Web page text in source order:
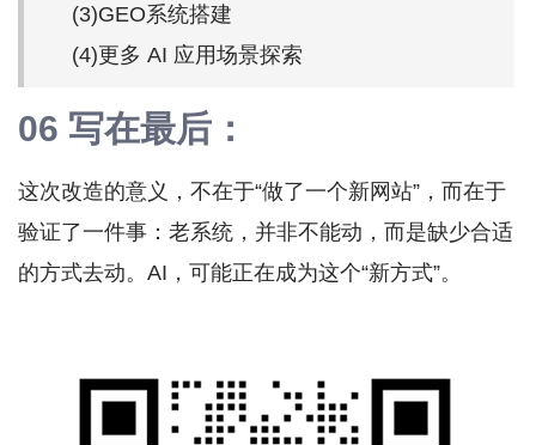
(3)GEO系统搭建
(4)更多 AI 应用场景探索
06 写在最后：
这次改造的意义，不在于“做了一个新网站”，而在于
验证了一件事：老系统，并非不能动，而是缺少合适
的方式去动。AI，可能正在成为这个“新方式”。